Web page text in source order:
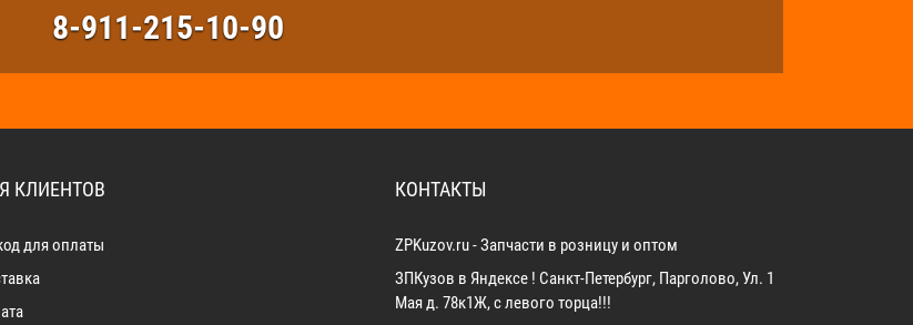
8-911-215-10-90
КЛИЕНТОВ
для оплаты
КОНТАКТЫ
ZPKuzov.ru - Запчасти в розницу и оптом
ЗПКузов в Яндексе ! Санкт-Петербург, Парголово, Ул. 1
Мая д. 78к1Ж, с левого торца!!!